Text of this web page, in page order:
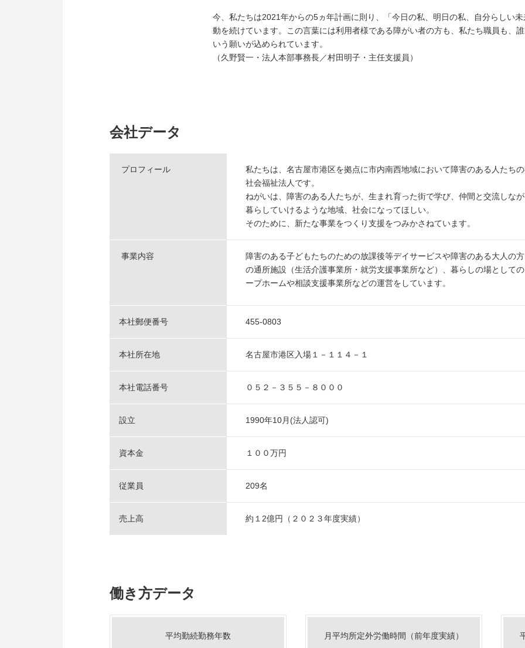
今、私たちは2021年からの5ヵ年計画に則り、「今日の私、明日の私、自分らしい
動を続けています。この言葉には利用者様である障がい者の方も、私たち職員も、
いう願いが込められています。
（久野賢一・法人本部事務長／村田明子・主任支援員）
会社データ
プロフィール
私たちは、名古屋市港区を拠点に市内南西地域において障害のある人たち
社会福祉法人です。
ねがいは、障害のある人たちが、生まれ育った街で学び、仲間と交流しな
暮らしていけるような地域、社会になってほしい。
そのために、新たな事業をつくり支援をつみかさねています。
事業内容
障害のある子どもたちのための放課後等デイサービスや障害のある大人の
の通所施設（生活介護事業所・就労支援事業所など）、暮らしの場として
ープホームや相談支援事業所などの運営をしています。
本社郵便番号 455-0803
本社所在地 名古屋市港区入場１－１１４－１
本社電話番号 ０５２－３５５－８０００
設立 1990年10月(法人認可)
資本金 １００万円
従業員 209名
売上高 約１2億円（２０２３年度実績）
働き方データ
平均勤続勤務年数 月平均所定外労働時間（前年度実績）